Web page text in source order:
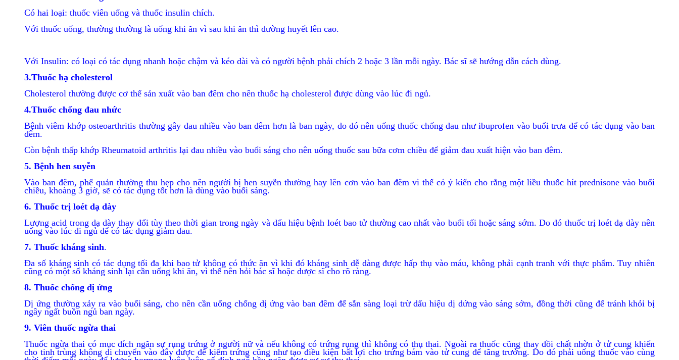
Có hai loại: thuốc viên uống và thuốc insulin chích.
Với thuốc uống, thường thường là uống khi ăn vì sau khi ăn thì đường huyết lên cao.
Với Insulin: có loại có tác dụng nhanh hoặc chậm và kéo dài và có người bệnh phải chích 2 hoặc 3 lần mỗi ngày. Bác sĩ sẽ hướng dẫn cách dùng.
3.Thuốc hạ cholesterol
Cholesterol thường được cơ thể sản xuất vào ban đêm cho nên thuốc hạ cholesterol được dùng vào lúc đi ngủ.
4.Thuốc chống đau nhức
Bệnh viêm khớp osteoarthritis thường gây đau nhiều vào ban đêm hơn là ban ngày, do đó nên uống thuốc chống đau như ibuprofen vào buổi trưa để có tác dụng vào ban
đêm.
Còn bệnh thấp khớp Rheumatoid arthritis lại đau nhiều vào buổi sáng cho nên uống thuốc sau bữa cơm chiều để giảm đau xuất hiện vào ban đêm.
5. Bệnh hen suyễn
Vào ban đêm, phế quản thường thu hẹp cho nên người bị hen suyễn thường hay lên cơn vào ban đêm vì thế có ý kiến cho rằng một liều thuốc hít prednisone vào buổi
chiều, khoàng 3 giờ, sẽ có tác dụng tốt hơn là dùng vào buổi sáng.
6. Thuốc trị loét dạ dày
Lượng acid trong dạ dày thay đổi tùy theo thời gian trong ngày và dấu hiệu bệnh loét bao tử thường cao nhất vào buổi tối hoặc sáng sớm. Do đó thuốc trị loét dạ dày nên
uống vào lúc đi ngủ để có tác dụng giảm đau.
7. Thuốc kháng sinh.
Đa số kháng sinh có tác dụng tối đa khi bao tử không có thức ăn vì khi đó kháng sinh dễ dàng được hấp thụ vào máu, không phải cạnh tranh với thực phẩm. Tuy nhiên
cũng có một số kháng sinh lại cần uống khi ăn, vì thế nên hỏi bác sĩ hoặc dược sĩ cho rõ ràng.
8. Thuốc chống dị ứng
Dị ứng thường xảy ra vào buổi sáng, cho nên cần uống chống dị ứng vào ban đêm để sẵn sàng loại trừ dấu hiệu dị dứng vào sáng sớm, đồng thời cũng để tránh khỏi bị
ngây ngất buồn ngủ ban ngày.
9. Viên thuốc ngừa thai
Thuốc ngừa thai có mục đích ngăn sự rụng trứng ở người nữ và nếu không có trứng rụng thì không có thụ thai. Ngoài ra thuốc cũng thay đồi chất nhờn ở tử cung khiến
cho tinh trùng không di chuyển vào đây được để kiếm trứng cũng như tạo điều kiện bất lợi cho trứng bám vào tử cung để tăng trưởng. Do đó phải uống thuốc vào cùng